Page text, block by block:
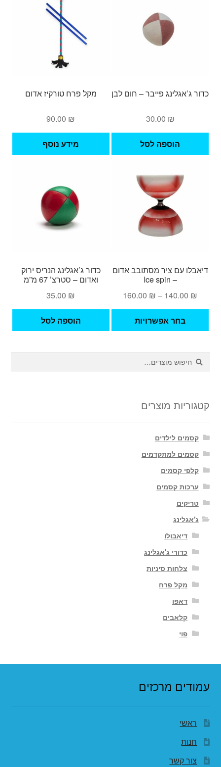
כדור ג’אגלינג פייבר – חום לבן
30.00 ₪
הוספה לסל
מקל פרח טורקיז אדום
90.00 ₪
מידע נוסף
דיאבלו עם ציר מסתובב אדום
– Ice spin
140.00 ₪
–
160.00 ₪
טווח
מחירים:
עד
בחר אפשרויות
מספר
כדור ג’אגלינג הנריס ירוק
ואדום – סטרצ’ 67 מ”מ
35.00 ₪
הוספה לסל
חיפוש
עבור:
חיפוש
קטגוריות מוצרים
קסמים לילדים
קסמים למתקדמים
קלפי קסמים
ערכות קסמים
טריקים
ג'אגלינג
דיאבולו
כדורי ג'אגלינג
צלחות סיניות
מקל פרח
דאפו
קלאבים
פוי
עמודים מרכזים
ראשי
חנות
צור קשר